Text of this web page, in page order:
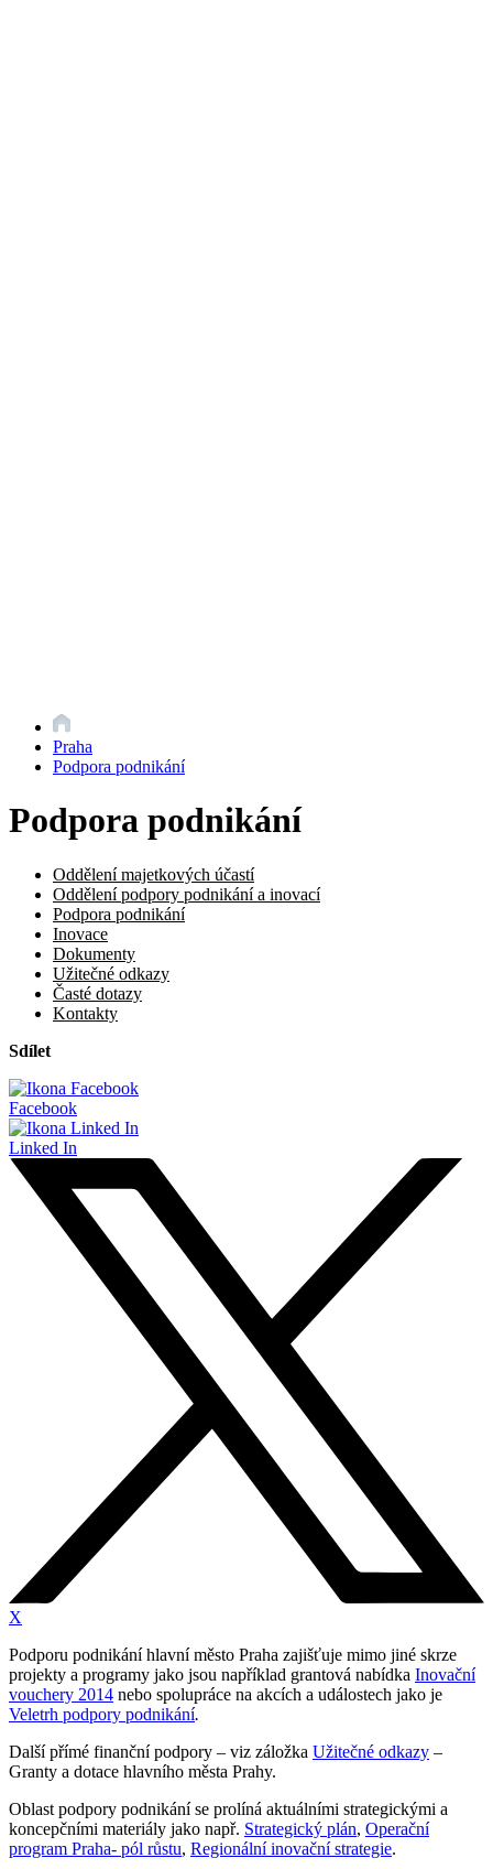
Praha
Podpora podnikání
Podpora podnikání
Oddělení majetkových účastí
Oddělení podpory podnikání a inovací
Podpora podnikání
Inovace
Dokumenty
Užitečné odkazy
Časté dotazy
Kontakty
Sdílet
Facebook
Linked In
X
Podporu podnikání hlavní město Praha zajišťuje mimo jiné skrze
projekty a programy jako jsou například grantová nabídka Inovační
vouchery 2014 nebo spolupráce na akcích a událostech jako je
Veletrh podpory podnikání.
Další přímé finanční podpory – viz záložka Užitečné odkazy –
Granty a dotace hlavního města Prahy.
Oblast podpory podnikání se prolíná aktuálními strategickými a
koncepčními materiály jako např. Strategický plán, Operační
program Praha- pól růstu, Regionální inovační strategie.